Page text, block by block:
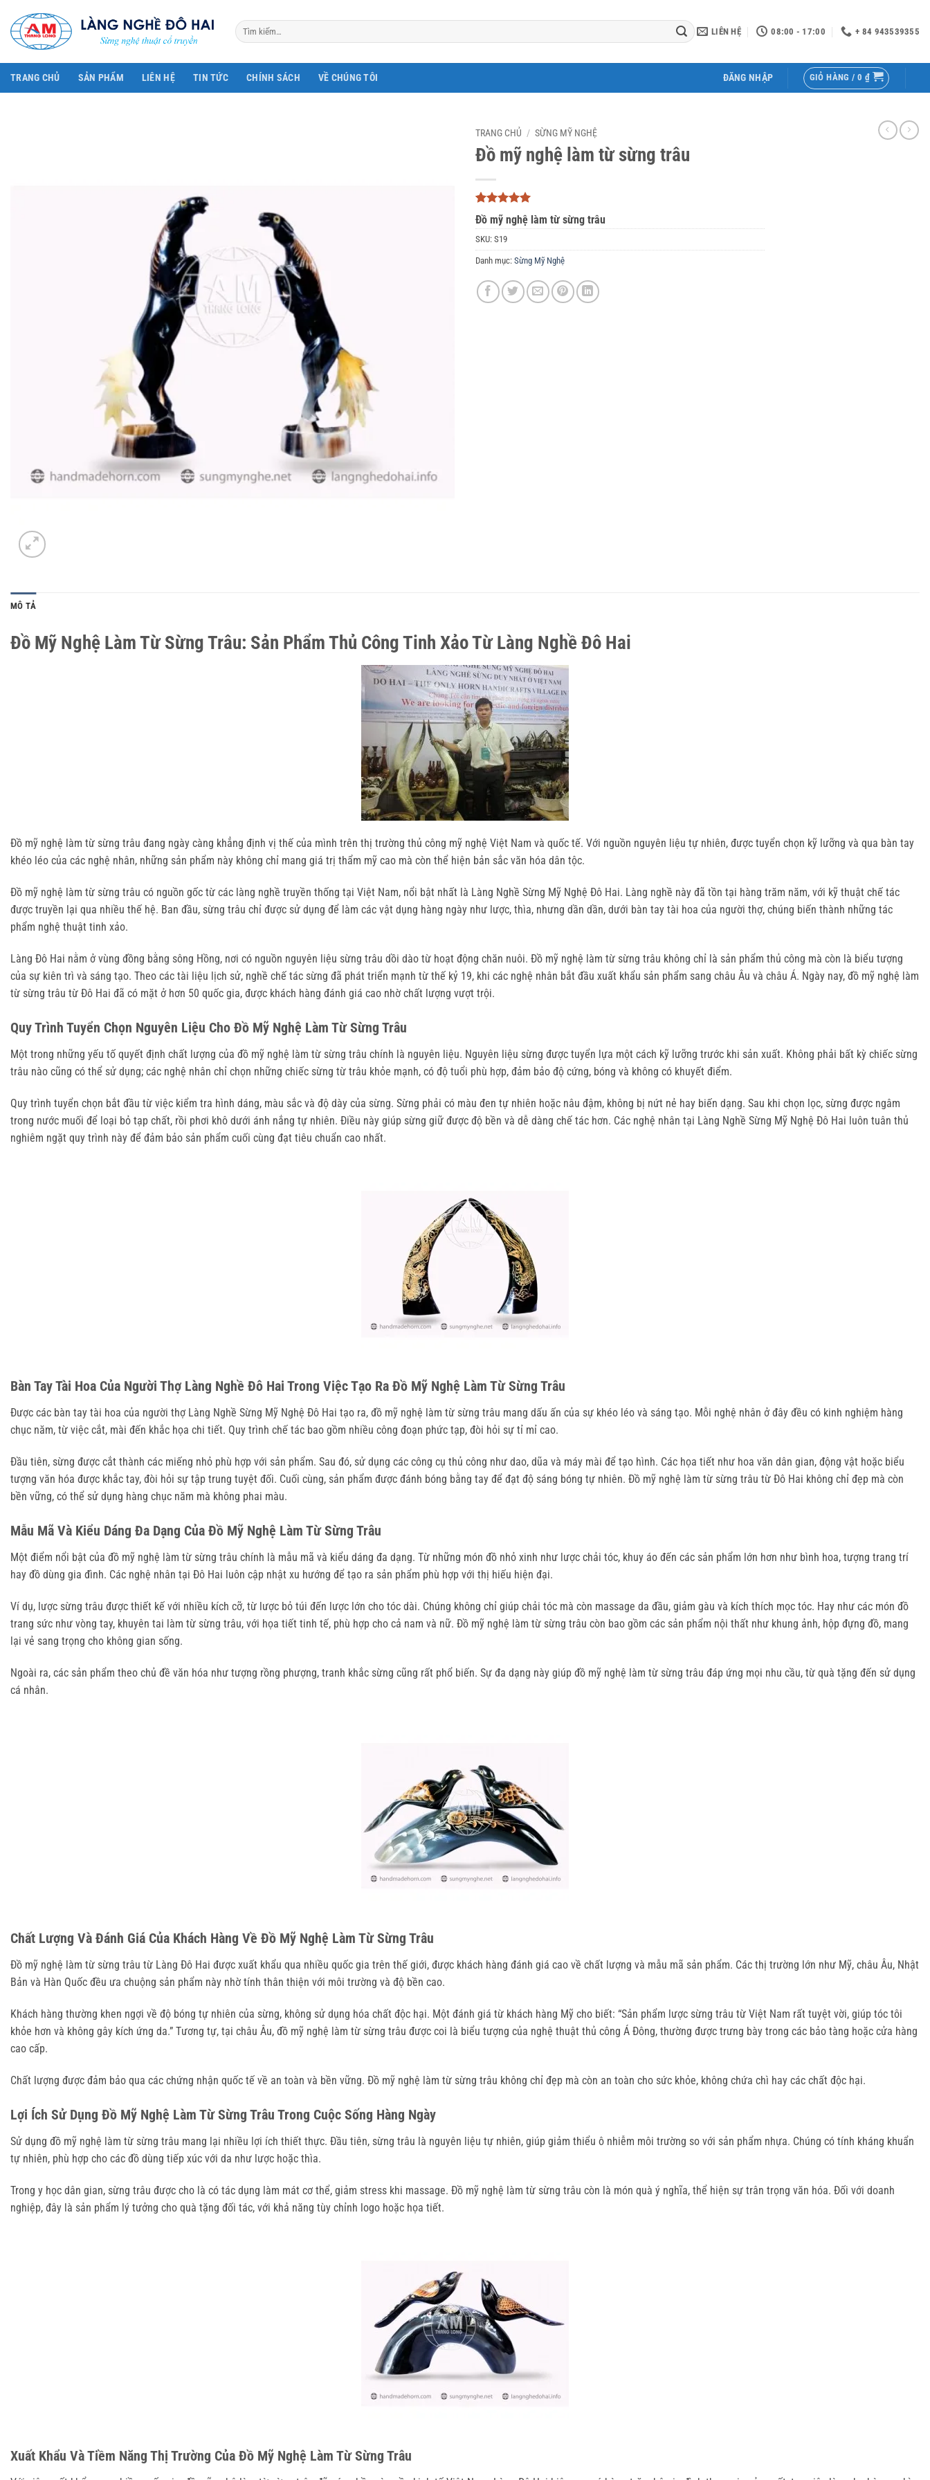
qua
nội
dung
Tìm
kiếm:
LIÊN HỆ 08:00 - 17:00 + 84 943539355
TRANG CHỦ SẢN PHẨM LIÊN HỆ TIN TỨC CHÍNH SÁCH VỀ CHÚNG TÔI ĐĂNG NHẬP GIỎ HÀNG / 0 ₫
TRANG CHỦ / SỪNG MỸ NGHỆ
Đồ mỹ nghệ làm từ sừng trâu
5trên 5
dựa trên
3
đánh giá
Đồ mỹ nghệ làm từ sừng trâu
SKU: S19
Danh mục: Sừng Mỹ Nghệ
MÔ TẢ
Đồ Mỹ Nghệ Làm Từ Sừng Trâu: Sản Phẩm Thủ Công Tinh Xảo Từ Làng Nghề Đô Hai
Đồ mỹ nghệ làm từ sừng trâu đang ngày càng khẳng định vị thế của mình trên thị trường thủ công mỹ nghệ Việt Nam và quốc tế. Với nguồn nguyên liệu tự nhiên, được tuyển chọn kỹ lưỡng và qua bàn tay
khéo léo của các nghệ nhân, những sản phẩm này không chỉ mang giá trị thẩm mỹ cao mà còn thể hiện bản sắc văn hóa dân tộc.
Đồ mỹ nghệ làm từ sừng trâu có nguồn gốc từ các làng nghề truyền thống tại Việt Nam, nổi bật nhất là Làng Nghề Sừng Mỹ Nghệ Đô Hai. Làng nghề này đã tồn tại hàng trăm năm, với kỹ thuật chế tác
được truyền lại qua nhiều thế hệ. Ban đầu, sừng trâu chỉ được sử dụng để làm các vật dụng hàng ngày như lược, thìa, nhưng dần dần, dưới bàn tay tài hoa của người thợ, chúng biến thành những tác
phẩm nghệ thuật tinh xảo.
Làng Đô Hai nằm ở vùng đồng bằng sông Hồng, nơi có nguồn nguyên liệu sừng trâu dồi dào từ hoạt động chăn nuôi. Đồ mỹ nghệ làm từ sừng trâu không chỉ là sản phẩm thủ công mà còn là biểu tượng
của sự kiên trì và sáng tạo. Theo các tài liệu lịch sử, nghề chế tác sừng đã phát triển mạnh từ thế kỷ 19, khi các nghệ nhân bắt đầu xuất khẩu sản phẩm sang châu Âu và châu Á. Ngày nay, đồ mỹ nghệ làm
từ sừng trâu từ Đô Hai đã có mặt ở hơn 50 quốc gia, được khách hàng đánh giá cao nhờ chất lượng vượt trội.
Quy Trình Tuyển Chọn Nguyên Liệu Cho Đồ Mỹ Nghệ Làm Từ Sừng Trâu
Một trong những yếu tố quyết định chất lượng của đồ mỹ nghệ làm từ sừng trâu chính là nguyên liệu. Nguyên liệu sừng được tuyển lựa một cách kỹ lưỡng trước khi sản xuất. Không phải bất kỳ chiếc sừng
trâu nào cũng có thể sử dụng; các nghệ nhân chỉ chọn những chiếc sừng từ trâu khỏe mạnh, có độ tuổi phù hợp, đảm bảo độ cứng, bóng và không có khuyết điểm.
Quy trình tuyển chọn bắt đầu từ việc kiểm tra hình dáng, màu sắc và độ dày của sừng. Sừng phải có màu đen tự nhiên hoặc nâu đậm, không bị nứt nẻ hay biến dạng. Sau khi chọn lọc, sừng được ngâm
trong nước muối để loại bỏ tạp chất, rồi phơi khô dưới ánh nắng tự nhiên. Điều này giúp sừng giữ được độ bền và dễ dàng chế tác hơn. Các nghệ nhân tại Làng Nghề Sừng Mỹ Nghệ Đô Hai luôn tuân thủ
nghiêm ngặt quy trình này để đảm bảo sản phẩm cuối cùng đạt tiêu chuẩn cao nhất.
Bàn Tay Tài Hoa Của Người Thợ Làng Nghề Đô Hai Trong Việc Tạo Ra Đồ Mỹ Nghệ Làm Từ Sừng Trâu
Được các bàn tay tài hoa của người thợ Làng Nghề Sừng Mỹ Nghệ Đô Hai tạo ra, đồ mỹ nghệ làm từ sừng trâu mang dấu ấn của sự khéo léo và sáng tạo. Mỗi nghệ nhân ở đây đều có kinh nghiệm hàng
chục năm, từ việc cắt, mài đến khắc họa chi tiết. Quy trình chế tác bao gồm nhiều công đoạn phức tạp, đòi hỏi sự tỉ mỉ cao.
Đầu tiên, sừng được cắt thành các miếng nhỏ phù hợp với sản phẩm. Sau đó, sử dụng các công cụ thủ công như dao, dũa và máy mài để tạo hình. Các họa tiết như hoa văn dân gian, động vật hoặc biểu
tượng văn hóa được khắc tay, đòi hỏi sự tập trung tuyệt đối. Cuối cùng, sản phẩm được đánh bóng bằng tay để đạt độ sáng bóng tự nhiên. Đồ mỹ nghệ làm từ sừng trâu từ Đô Hai không chỉ đẹp mà còn
bền vững, có thể sử dụng hàng chục năm mà không phai màu.
Mẫu Mã Và Kiểu Dáng Đa Dạng Của Đồ Mỹ Nghệ Làm Từ Sừng Trâu
Một điểm nổi bật của đồ mỹ nghệ làm từ sừng trâu chính là mẫu mã và kiểu dáng đa dạng. Từ những món đồ nhỏ xinh như lược chải tóc, khuy áo đến các sản phẩm lớn hơn như bình hoa, tượng trang trí
hay đồ dùng gia đình. Các nghệ nhân tại Đô Hai luôn cập nhật xu hướng để tạo ra sản phẩm phù hợp với thị hiếu hiện đại.
Ví dụ, lược sừng trâu được thiết kế với nhiều kích cỡ, từ lược bỏ túi đến lược lớn cho tóc dài. Chúng không chỉ giúp chải tóc mà còn massage da đầu, giảm gàu và kích thích mọc tóc. Hay như các món đồ
trang sức như vòng tay, khuyên tai làm từ sừng trâu, với họa tiết tinh tế, phù hợp cho cả nam và nữ. Đồ mỹ nghệ làm từ sừng trâu còn bao gồm các sản phẩm nội thất như khung ảnh, hộp đựng đồ, mang
lại vẻ sang trọng cho không gian sống.
Ngoài ra, các sản phẩm theo chủ đề văn hóa như tượng rồng phượng, tranh khắc sừng cũng rất phổ biến. Sự đa dạng này giúp đồ mỹ nghệ làm từ sừng trâu đáp ứng mọi nhu cầu, từ quà tặng đến sử dụng
cá nhân.
Chất Lượng Và Đánh Giá Của Khách Hàng Về Đồ Mỹ Nghệ Làm Từ Sừng Trâu
Đồ mỹ nghệ làm từ sừng trâu từ Làng Đô Hai được xuất khẩu qua nhiều quốc gia trên thế giới, được khách hàng đánh giá cao về chất lượng và mẫu mã sản phẩm. Các thị trường lớn như Mỹ, châu Âu, Nhật
Bản và Hàn Quốc đều ưa chuộng sản phẩm này nhờ tính thân thiện với môi trường và độ bền cao.
Khách hàng thường khen ngợi về độ bóng tự nhiên của sừng, không sử dụng hóa chất độc hại. Một đánh giá từ khách hàng Mỹ cho biết: “Sản phẩm lược sừng trâu từ Việt Nam rất tuyệt vời, giúp tóc tôi
khỏe hơn và không gây kích ứng da.” Tương tự, tại châu Âu, đồ mỹ nghệ làm từ sừng trâu được coi là biểu tượng của nghệ thuật thủ công Á Đông, thường được trưng bày trong các bảo tàng hoặc cửa hàng
cao cấp.
Chất lượng được đảm bảo qua các chứng nhận quốc tế về an toàn và bền vững. Đồ mỹ nghệ làm từ sừng trâu không chỉ đẹp mà còn an toàn cho sức khỏe, không chứa chì hay các chất độc hại.
Lợi Ích Sử Dụng Đồ Mỹ Nghệ Làm Từ Sừng Trâu Trong Cuộc Sống Hàng Ngày
Sử dụng đồ mỹ nghệ làm từ sừng trâu mang lại nhiều lợi ích thiết thực. Đầu tiên, sừng trâu là nguyên liệu tự nhiên, giúp giảm thiểu ô nhiễm môi trường so với sản phẩm nhựa. Chúng có tính kháng khuẩn
tự nhiên, phù hợp cho các đồ dùng tiếp xúc với da như lược hoặc thìa.
Trong y học dân gian, sừng trâu được cho là có tác dụng làm mát cơ thể, giảm stress khi massage. Đồ mỹ nghệ làm từ sừng trâu còn là món quà ý nghĩa, thể hiện sự trân trọng văn hóa. Đối với doanh
nghiệp, đây là sản phẩm lý tưởng cho quà tặng đối tác, với khả năng tùy chỉnh logo hoặc họa tiết.
Xuất Khẩu Và Tiềm Năng Thị Trường Của Đồ Mỹ Nghệ Làm Từ Sừng Trâu